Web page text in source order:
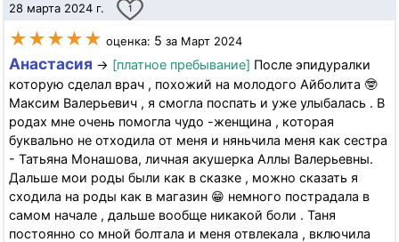
28 марта 2024 г. 1
★★★★★ оценка: 5 за Март 2024
Анастасия → [платное пребывание] После эпидуралки
которую сделал врач , похожий на молодого Айболита 🤓
Максим Валерьевич , я смогла поспать и уже улыбалась . В
родах мне очень помогла чудо -женщина , которая
буквально не отходила от меня и няньчила меня как сестра
- Татьяна Монашова, личная акушерка Аллы Валерьевны.
Дальше мои роды были как в сказке , можно сказать я
сходила на роды как в магазин 😁 немного пострадала в
самом начале , дальше вообще никакой боли . Таня
постоянно со мной болтала и меня отвлекала , включила